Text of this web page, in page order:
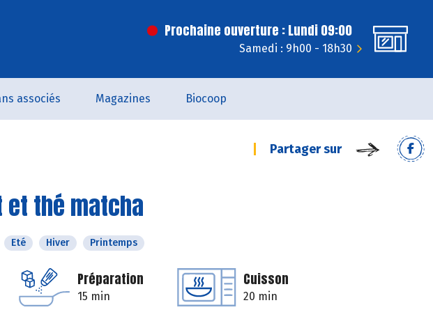
Prochaine ouverture : Lundi 09:00
Samedi : 9h00 - 18h30
associés Magazines Biocoop
Partager sur
et thé matcha
Eté Hiver Printemps
Préparation
15 min
Cuisson
20 min